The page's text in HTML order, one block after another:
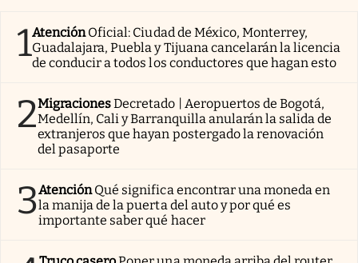
1AtenciónOficial: Ciudad de México, Monterrey,
Guadalajara, Puebla y Tijuana cancelarán la licencia
de conducir a todos los conductores que hagan esto
2MigracionesDecretado | Aeropuertos de Bogotá,
Medellín, Cali y Barranquilla anularán la salida de
extranjeros que hayan postergado la renovación
del pasaporte
3AtenciónQué significa encontrar una moneda en
la manija de la puerta del auto y por qué es
importante saber qué hacer